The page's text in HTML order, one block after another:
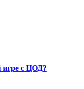
игре с ЦОД?